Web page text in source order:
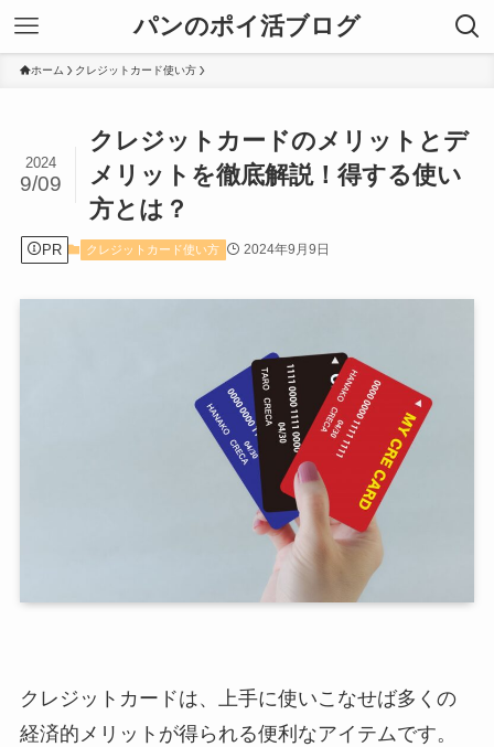
パンのポイ活ブログ
ホーム クレジットカード使い方
クレジットカードのメリットとデ
メリットを徹底解説！得する使い
方とは？
2024
9/09
PR クレジットカード使い方 2024年9月9日
クレジットカードは、上手に使いこなせば多くの
経済的メリットが得られる便利なアイテムです。